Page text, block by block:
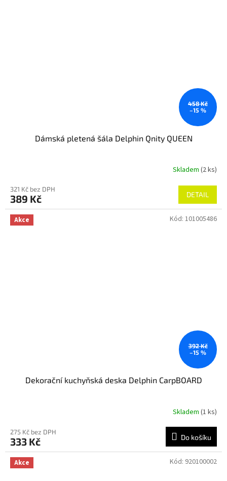
458 Kč
–15 %
Dámská pletená šála Delphin Qnity QUEEN
Skladem (2 ks)
321 Kč bez DPH
389 Kč DETAIL
Akce
392 Kč
–15 %
Dekorační kuchyňská deska Delphin CarpBOARD
Skladem (1 ks)
275 Kč bez DPH
333 Kč Do košíku
Kód: 101005486
Akce Kód: 920100002